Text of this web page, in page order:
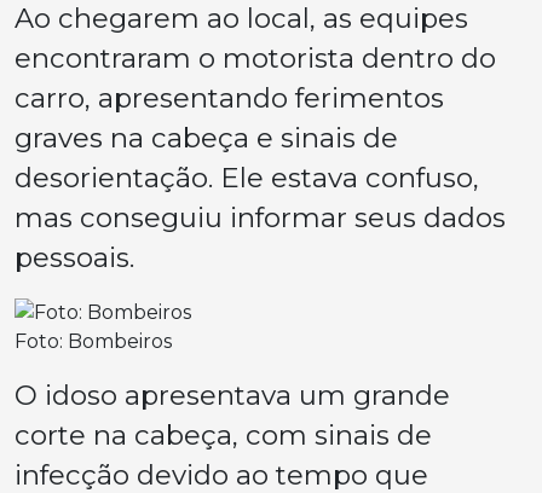
Ao chegarem ao local, as equipes
encontraram o motorista dentro do
carro, apresentando ferimentos
graves na cabeça e sinais de
desorientação. Ele estava confuso,
mas conseguiu informar seus dados
pessoais.
Foto: Bombeiros
O idoso apresentava um grande
corte na cabeça, com sinais de
infecção devido ao tempo que